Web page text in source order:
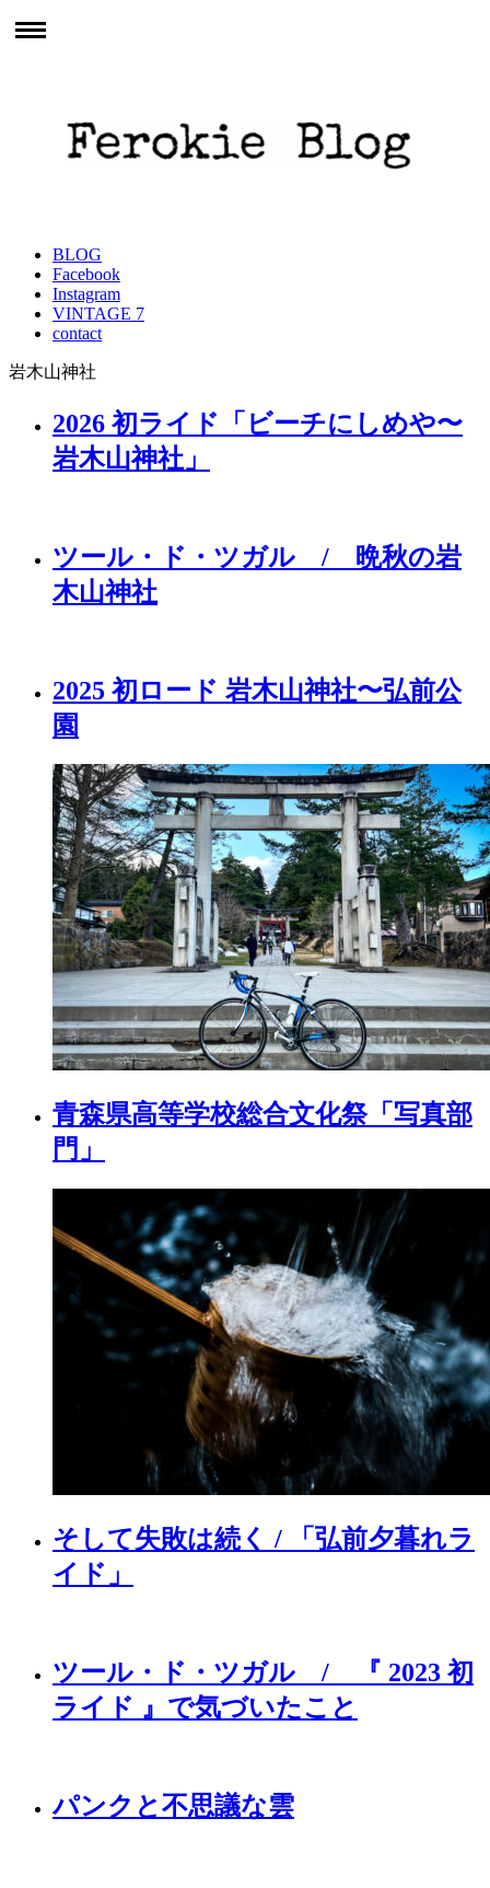
BLOG
Facebook
Instagram
VINTAGE 7
contact
岩木山神社
2026 初ライド「ビーチにしめや〜
岩木山神社」
ツール・ド・ツガル / 晩秋の岩
木山神社
2025 初ロード 岩木山神社〜弘前公
園
青森県高等学校総合文化祭「写真部
門」
そして失敗は続く / 「弘前夕暮れラ
イド」
ツール・ド・ツガル / 『 2023 初
ライド 』で気づいたこと
パンクと不思議な雲